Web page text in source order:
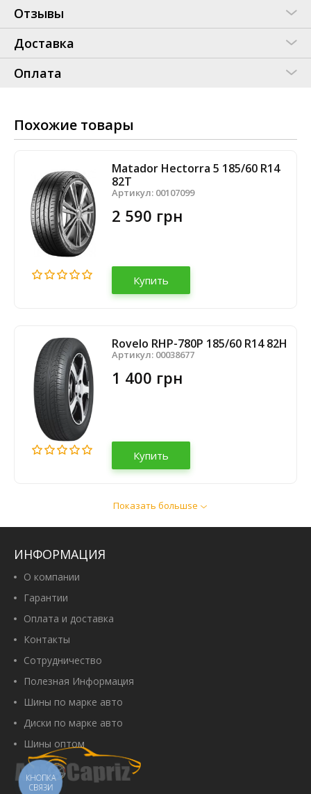
Отзывы
Доставка
Оплата
Похожие товары
Matador Hectorra 5 185/60 R14
82T
Артикул: 00107099
2 590 грн
Купить
Rovelo RHP-780P 185/60 R14 82H
Артикул: 00038677
1 400 грн
Купить
Артикул:00007055
R14 82H
Артикул:
Показать большsе
ИНФОРМАЦИЯ
О компании
Гарантии
Оплата и доставка
Контакты
Сотрудничество
Полезная Информация
Шины по марке авто
Диски по марке авто
Шины оптом
КНОПКА
СВЯЗИ